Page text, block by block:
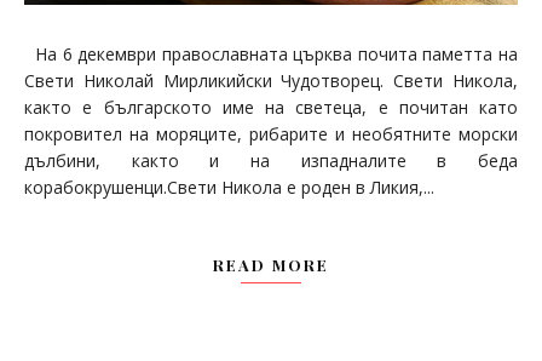
На 6 декември православната църква почита паметта на
Свети Николай Мирликийски Чудотворец. Свети Никола,
както е българското име на светеца, е почитан като
покровител на моряците, рибарите и необятните морски
дълбини, както и на изпадналите в беда
корабокрушенци.Свети Никола е роден в Ликия,...
READ MORE